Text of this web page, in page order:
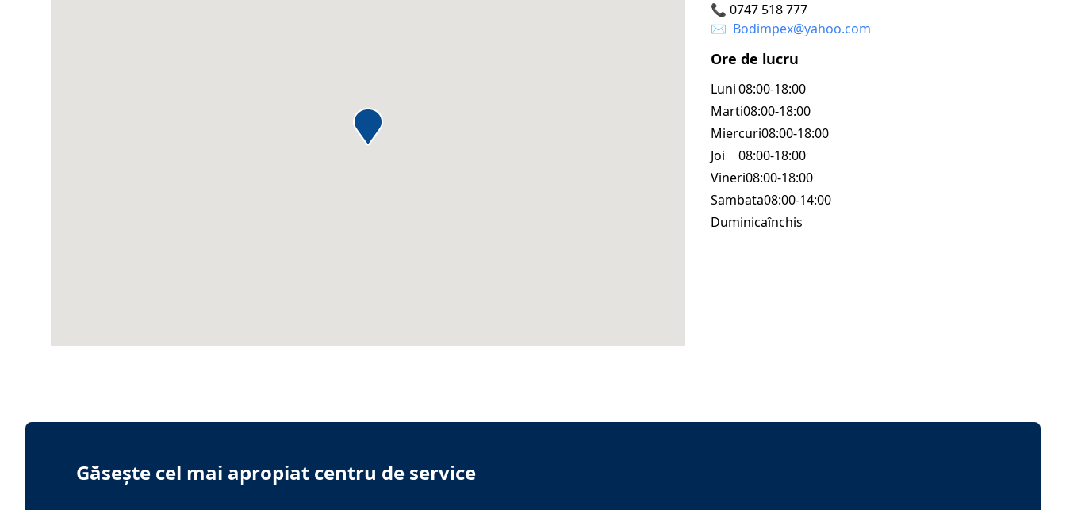
📞 0747 518 777
✉️ Bodimpex@yahoo.com
Ore de lucru
Luni08:00-18:00
Marti08:00-18:00
Miercuri08:00-18:00
Joi
08:00-18:00
Vineri08:00-18:00
Sambata08:00-14:00
Duminicaînchis
Găsește cel mai apropiat centru de service